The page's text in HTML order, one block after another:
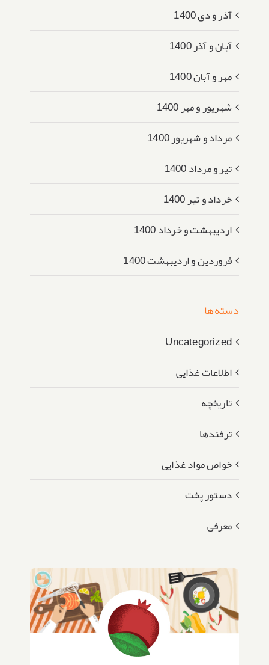
آذر و دی 1400
آبان و آذر 1400
مهر و آبان 1400
شهریور و مهر 1400
مرداد و شهریور 1400
تیر و مرداد 1400
خرداد و تیر 1400
اردیبهشت و خرداد 1400
فروردین و اردیبهشت 1400
دسته‌ها
Uncategorized
اطلاعات غذایی
تاریخچه
ترفندها
خواص مواد غذایی
دستور پخت
معرفی